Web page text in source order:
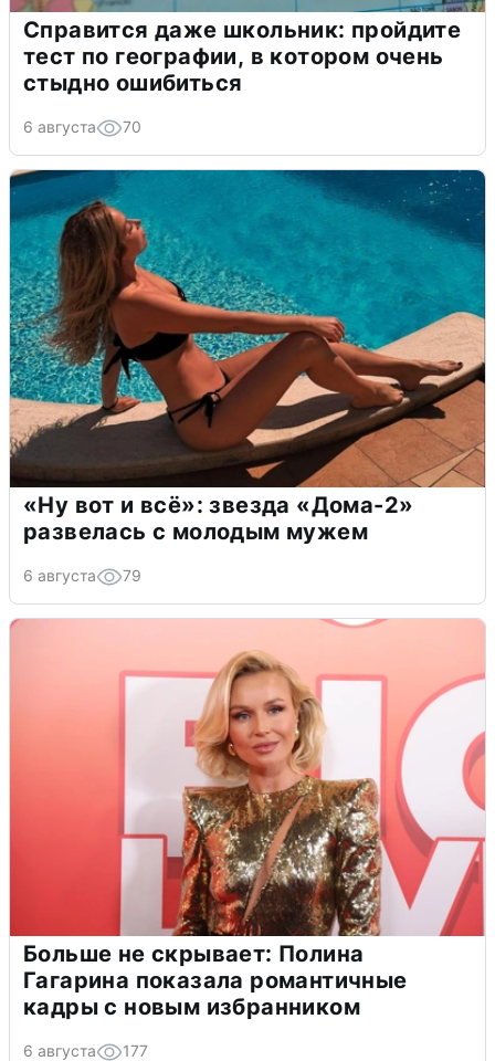
Справится даже школьник: пройдите
тест по географии, в котором очень
стыдно ошибиться
6 августа 70
«Ну вот и всё»: звезда «Дома-2»
развелась с молодым мужем
6 августа 79
Больше не скрывает: Полина
Гагарина показала романтичные
кадры с новым избранником
6 августа 177